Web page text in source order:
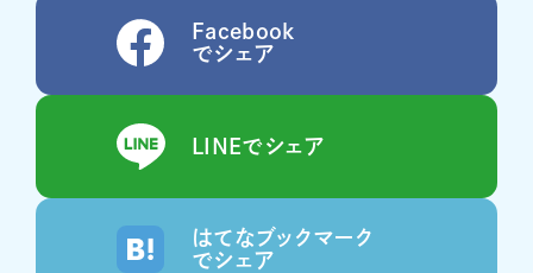
Facebook
でシェア
LINEでシェア
はてなブックマーク
でシェア